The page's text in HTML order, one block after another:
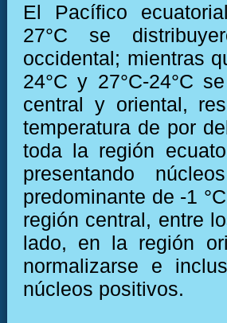
El Pacífico
27°C se
occidental; mientras
24°C y 27°C-24°C
central y oriental,
temperatura de por
toda la región
presentando
predominante de -1
región central, entre
lado, en la región
normalizarse e
núcleos positivos.